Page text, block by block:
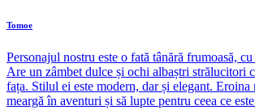
Tomoe
Personajul nostru este o fată tânără frumoasă,
Are un zâmbet dulce și ochi albaștri strălucitori
fața. Stilul ei este modern, dar și elegant. Eroina
meargă în aventuri și să lupte pentru ceea ce